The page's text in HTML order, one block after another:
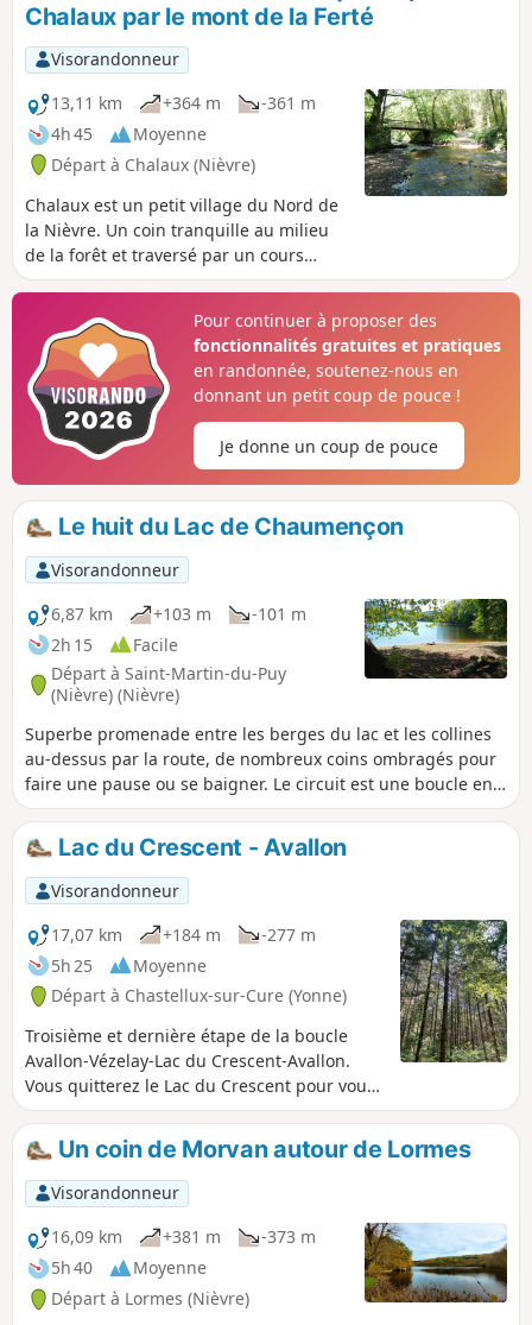
Chalaux par le mont de la Ferté
Visorandonneur
13,11 km
+364 m
-361 m
4h 45
Moyenne
Départ à Chalaux (Nièvre)
Chalaux est un petit village du Nord de
la Nièvre. Un coin tranquille au milieu
de la forêt et traversé par un cours
d'eau parcourant les fonds de vallon. La
mais longue montée. Viennent ensuite
un passage discret à proximité du
Réservoir de Chaumeçon et une fin dans
la quiétude le long de la rivière.
Pour continuer à proposer des
fonctionnalités gratuites et pratiques
en randonnée, soutenez-nous en
donnant un petit coup de pouce !
Je donne un coup de pouce
Le huit du Lac de Chaumençon
Visorandonneur
6,87 km
+103 m
-101 m
2h 15
Facile
Départ à Saint-Martin-du-Puy
(Nièvre) (Nièvre)
Superbe promenade entre les berges du lac et les collines
au-dessus par la route, de nombreux coins ombragés pour
faire une pause ou se baigner. Le circuit est une boucle en
huit : on peut donc faire les deux parties ou une seule au
choix.Lac du Crescent - Avallon
Visorandonneur
17,07 km
+184 m
-277 m
5h 25
Moyenne
Départ à Chastellux-sur-Cure (Yonne)
Troisième et dernière étape de la boucle
Avallon-Vézelay-Lac du Crescent-Avallon.
Vous quitterez le Lac du Crescent pour vous
enfoncer une dernière fois dans la
campagne et les forêts du Morvan. Cette
dernière étape de la boucle nous ramène
après un bon parcours à Avallon où vous
retrouverez la rivière du Cousin.
Un coin de Morvan autour de Lormes
Visorandonneur
16,09 km
+381 m
-373 m
5h 40
Moyenne
Départ à Lormes (Nièvre)